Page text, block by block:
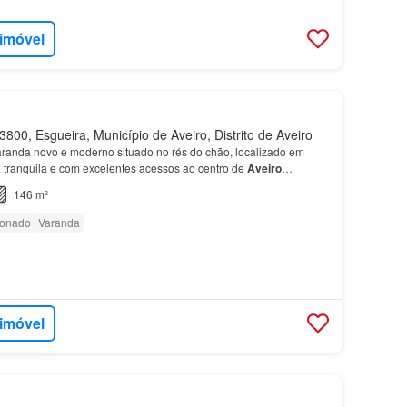
Esgueira, Município de Aveiro, Distrito de Aveiro
novo e moderno situado no rés do chão, localizado em
e com excelentes acessos ao centro de Aveiro
Características do imóvel:
146 m²
Varanda